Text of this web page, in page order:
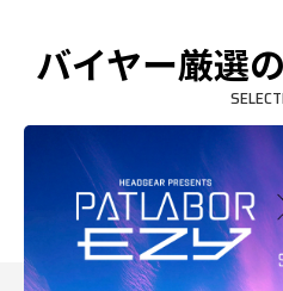
バイヤー厳選